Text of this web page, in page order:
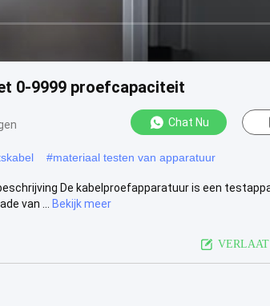
0-9999 proefcapaciteit
Chat Nu
#materiaal testen van apparatuur
De kabelproefapparatuur is een
van ...
Bekijk meer